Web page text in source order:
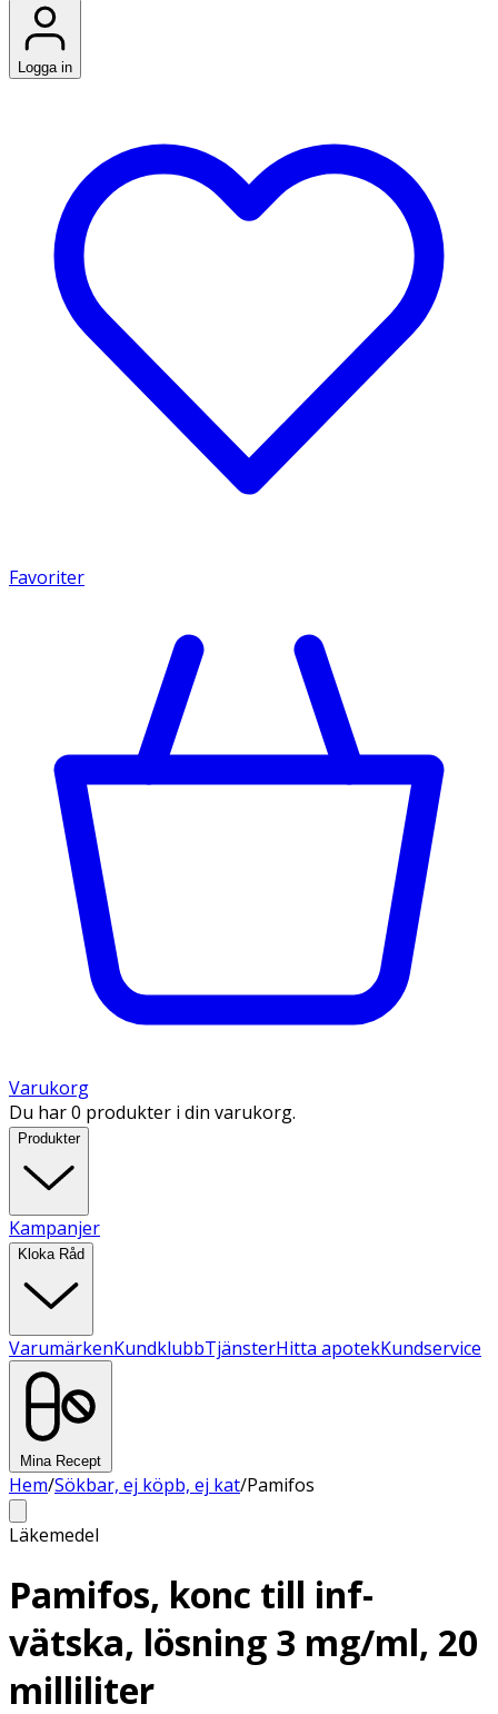
Logga in
Favoriter
Varukorg
Du har 0 produkter i din varukorg.
Produkter
Kampanjer
Kloka Råd
VarumärkenKundklubbTjänsterHitta apotekKundservice
Mina Recept
Hem/Sökbar, ej köpb, ej kat/Pamifos
Läkemedel
Pamifos, konc till inf-
vätska, lösning 3 mg/ml, 20
milliliter